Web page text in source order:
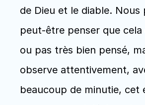
de Dieu et le diable. Nous
peut-être penser que
ou pas très bien pensé,
observe attentivement,
beaucoup de minutie, cet